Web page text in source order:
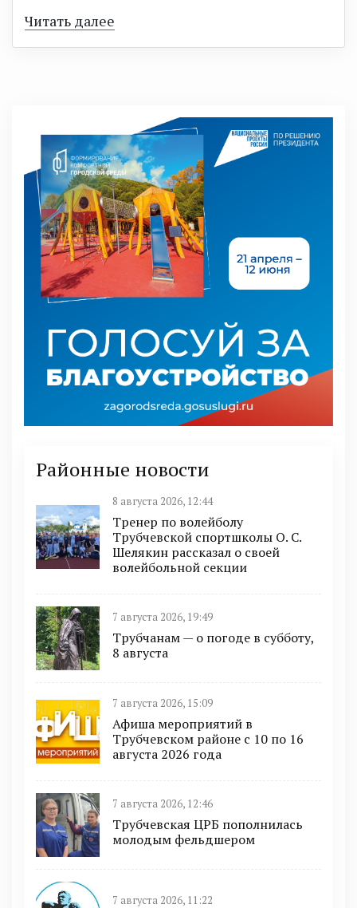
Читать далее
Районные новости
8 августа 2026, 12:44
Тренер по волейболу
Трубчевской спортшколы О. С.
Шелякин рассказал о своей
волейбольной секции
7 августа 2026, 19:49
Трубчанам — о погоде в субботу,
8 августа
7 августа 2026, 15:09
Афиша мероприятий в
Трубчевском районе с 10 по 16
августа 2026 года
7 августа 2026, 12:46
Трубчевская ЦРБ пополнилась
молодым фельдшером
7 августа 2026, 11:22